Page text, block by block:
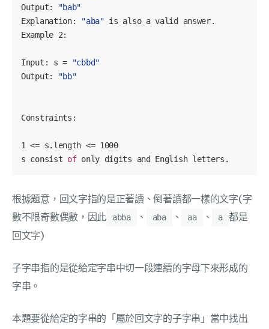
Output:
"bab"
Explanation:
"aba" is also a valid answer.
Example 2:
Input: s =
"cbbd"
Output:
"bb"
Constraints:
1 <= s.length <= 1000
s consist of only digits and
根據題意，回文字指的是正著讀、倒著讀都一樣的文字(字
數不限奇數偶數，因此
abba 、 aba 、 aa 、 a
都是
回文字)
子字串指的是從給定字串中切一段連續的字母下來形成的
字串。
本題要從給定的字串的「屬於回文字的子字串」當中找出